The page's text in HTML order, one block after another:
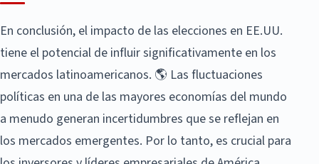
En conclusión, el impacto de las elecciones en EE.UU.
tiene el potencial de influir significativamente en los
mercados latinoamericanos. 🌎 Las fluctuaciones
políticas en una de las mayores economías del mundo
a menudo generan incertidumbres que se reflejan en
los mercados emergentes. Por lo tanto, es crucial para